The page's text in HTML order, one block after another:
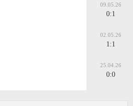
09.05.26
0:1
02.05.26
1:1
25.04.26
0:0